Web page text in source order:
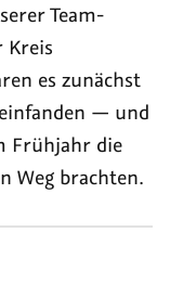
Team-
Kreis
es zunächst
— und
Frühjahr die
Weg brachten.